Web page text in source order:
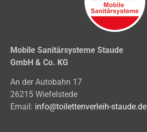
Mobile Sanitärsysteme Staude
GmbH & Co. KG
An der Autobahn 17
26215 Wiefelstede
Email: info@toilettenverleih-staude.de